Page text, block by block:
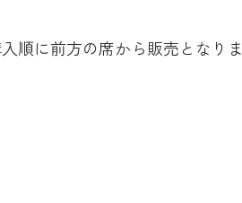
順に前方の席から販売となりま